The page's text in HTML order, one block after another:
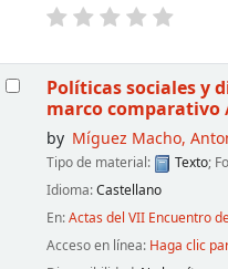
Políticas sociales y
marco comparativo
by Míguez Macho,
Tipo de material: Texto;
Idioma:Castellano
En:Actas del VII Encuentro
Acceso en línea: Haga clic